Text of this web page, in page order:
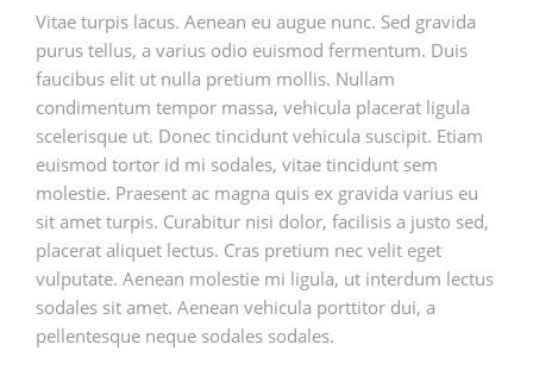
Vitae turpis lacus. Aenean eu augue nunc. Sed gravida
purus tellus, a varius odio euismod fermentum. Duis
faucibus elit ut nulla pretium mollis. Nullam
condimentum tempor massa, vehicula placerat ligula
scelerisque ut. Donec tincidunt vehicula suscipit. Etiam
euismod tortor id mi sodales, vitae tincidunt sem
molestie. Praesent ac magna quis ex gravida varius eu
sit amet turpis. Curabitur nisi dolor, facilisis a justo sed,
placerat aliquet lectus. Cras pretium nec velit eget
vulputate. Aenean molestie mi ligula, ut interdum lectus
sodales sit amet. Aenean vehicula porttitor dui, a
pellentesque neque sodales sodales.